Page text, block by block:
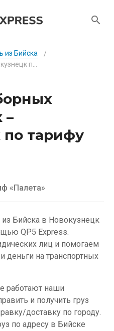
из Бийска
/
–
по тарифу
«Палета»
Бийска в Новокузнецк
QP5 Express.
лиц и помогаем
деньги на транспортных
работают наши
и получить груз
доставку по городу.
по адресу в Бийске